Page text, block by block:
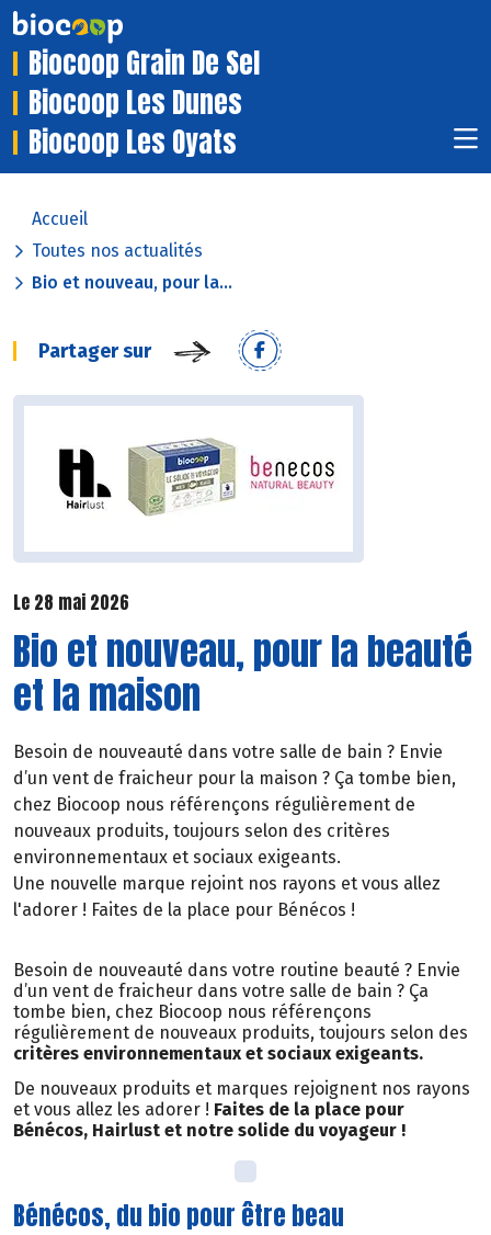
Biocoop Grain De Sel
Biocoop Les Dunes
Biocoop Les Oyats
Accueil
Toutes nos actualités
Bio et nouveau, pour la...
Partager sur
Le 28 mai 2026
Bio et nouveau, pour la beauté
et la maison
Besoin de nouveauté dans votre salle de bain ? Envie
d’un vent de fraicheur pour la maison ? Ça tombe bien,
chez Biocoop nous référençons régulièrement de
nouveaux produits, toujours selon des critères
environnementaux et sociaux exigeants.
Une nouvelle marque rejoint nos rayons et vous allez
l'adorer ! Faites de la place pour Bénécos !
Besoin de nouveauté dans votre routine beauté ? Envie
d’un vent de fraicheur dans votre salle de bain ? Ça
tombe bien, chez Biocoop nous référençons
régulièrement de nouveaux produits, toujours selon des
critères environnementaux et sociaux exigeants.
De nouveaux produits et marques rejoignent nos rayons
et vous allez les adorer ! Faites de la place pour
Bénécos, Hairlust et notre solide du voyageur !
Bénécos, du bio pour être beau